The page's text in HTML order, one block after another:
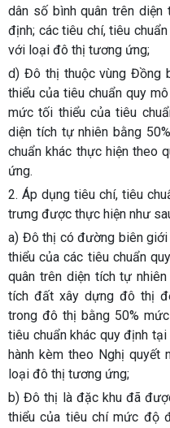
dân số bình quân trên
định; các tiêu chí, tiêu
với loại đô thị tương ứng;
d) Đô thị thuộc vùng Đồng
thiểu của tiêu chuẩn quy
mức tối thiểu của tiêu
diện tích tự nhiên bằng
chuẩn khác thực hiện theo
ứng.
2. Áp dụng tiêu chí, tiêu
trưng được thực hiện như
a) Đô thị có đường biên
thiểu của các tiêu chuẩn
quân trên diện tích tự
tích đất xây dựng đô thị
trong đô thị bằng 50%
tiêu chuẩn khác quy định
hành kèm theo Nghị quyết
loại đô thị tương ứng;
b) Đô thị là đặc khu đã
thiểu của tiêu chí mức độ